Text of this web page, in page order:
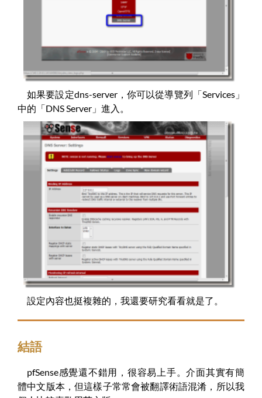
如果要設定dns-server，你可以從導覽列「Services」
中的「DNS Server」進入。
設定內容也挺複雜的，我還要研究看看就是了。
結語
pfSense感覺還不錯用，很容易上手。介面其實有簡
體中文版本，但這樣子常常會被翻譯術語混淆，所以我